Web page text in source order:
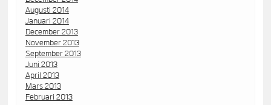
Augusti 2014
Januari 2014
December 2013
November 2013
September 2013
Juni 2013
April 2013
Mars 2013
Februari 2013